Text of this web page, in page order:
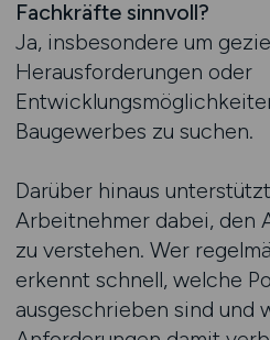
Fachkräfte sinnvoll?
Ja, insbesondere um
Herausforderungen oder
Baugewerbes zu suchen.
Darüber hinaus
Arbeitnehmer dabei, den
zu verstehen. Wer
erkennt schnell, welche
ausgeschrieben sind und